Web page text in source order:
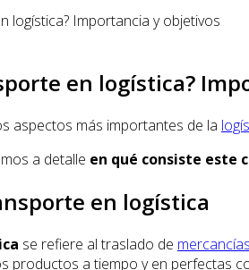
en logística?
aspectos más importantes de la
a detalle en qué consiste este
en logística
se refiere al traslado de mercancías
productos a tiempo y en perfectas